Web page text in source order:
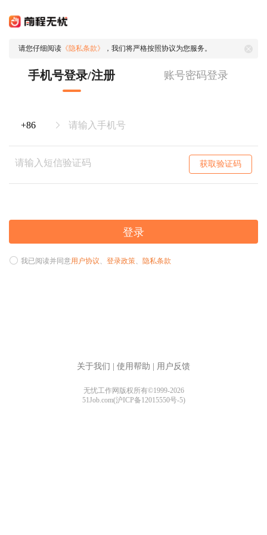
请您仔细阅读 《隐私条款》 ，我们将严格按照协议为您服务。
手机号登录/注册 账号密码登录
获取验证码
登录
我已阅读并同意用户协议、 登录政策、 隐私条款
关于我们 使用帮助 用户反馈
无忧工作网版权所有©1999-2026
51Job.com(沪ICP备12015550号-5)